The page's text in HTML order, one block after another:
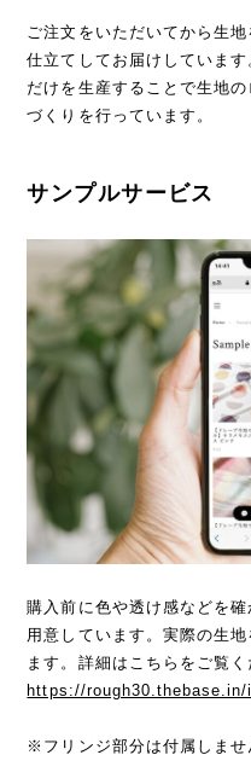
ご注文をいただいてから生
仕立てしてお届けしていま
だけを生産することで生地
づくりを行っています。
サンプルサービス
購入前に色や透け感などを
用意しています。実際の生
ます。詳細はこちらをご覧く
https://rough30.thebase.in/
※フリンジ部分は付属しませ